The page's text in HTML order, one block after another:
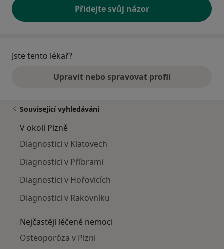
Přidejte svůj názor
Jste tento lékař?
Upravit nebo spravovat profil
Související vyhledávání
V okolí Plzně
Diagnostici v Klatovech
Diagnostici v Příbrami
Diagnostici v Hořovicích
Diagnostici v Rakovníku
Nejčastěji léčené nemoci
Osteoporóza v Plzni